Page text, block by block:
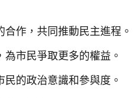
作，共同推動民主進程。
市民爭取更多的權益。
的政治意識和參與度。